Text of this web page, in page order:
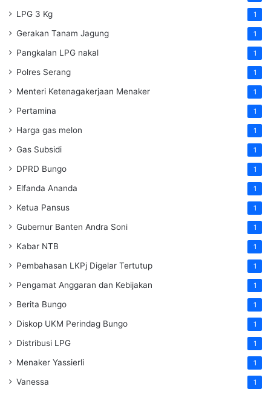
LPG 3 Kg 1
Gerakan Tanam Jagung 1
Pangkalan LPG nakal 1
Polres Serang 1
Menteri Ketenagakerjaan Menaker 1
Pertamina 1
Harga gas melon 1
Gas Subsidi 1
DPRD Bungo 1
Elfanda Ananda 1
Ketua Pansus 1
Gubernur Banten Andra Soni 1
Kabar NTB 1
Pembahasan LKPj Digelar Tertutup 1
Pengamat Anggaran dan Kebijakan 1
Berita Bungo 1
Diskop UKM Perindag Bungo 1
Distribusi LPG 1
Menaker Yassierli 1
Vanessa 1